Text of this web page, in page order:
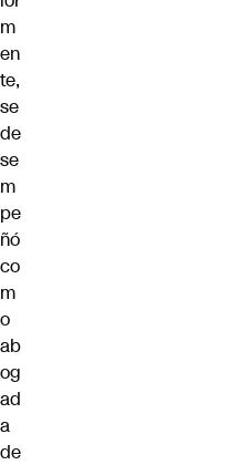
m
en
te,
se
de
se
m
pe
ñó
co
m
o
ab
og
ad
a
de